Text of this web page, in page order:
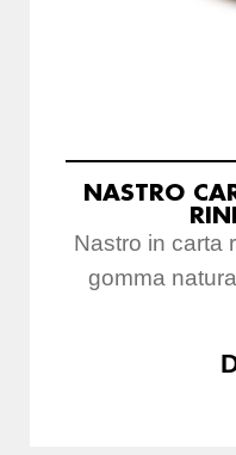
NASTRO
Nastro in carta
gomma